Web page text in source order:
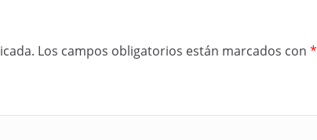
Los campos obligatorios están marcados con *